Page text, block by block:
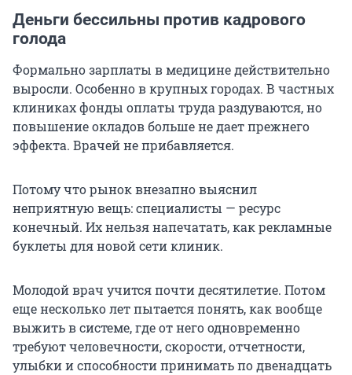
Деньги бессильны против кадрового
голода
Формально зарплаты в медицине действительно
выросли. Особенно в крупных городах. В частных
клиниках фонды оплаты труда раздуваются, но
повышение окладов больше не дает прежнего
эффекта. Врачей не прибавляется.
Потому что рынок внезапно выяснил
неприятную вещь: специалисты — ресурс
конечный. Их нельзя напечатать, как рекламные
буклеты для новой сети клиник.
Молодой врач учится почти десятилетие. Потом
еще несколько лет пытается понять, как вообще
выжить в системе, где от него одновременно
требуют человечности, скорости, отчетности,
улыбки и способности принимать по двенадцать